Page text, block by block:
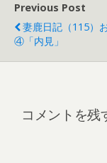
Previous Post
妻鹿日記（115）
④「内見」
コメントを残